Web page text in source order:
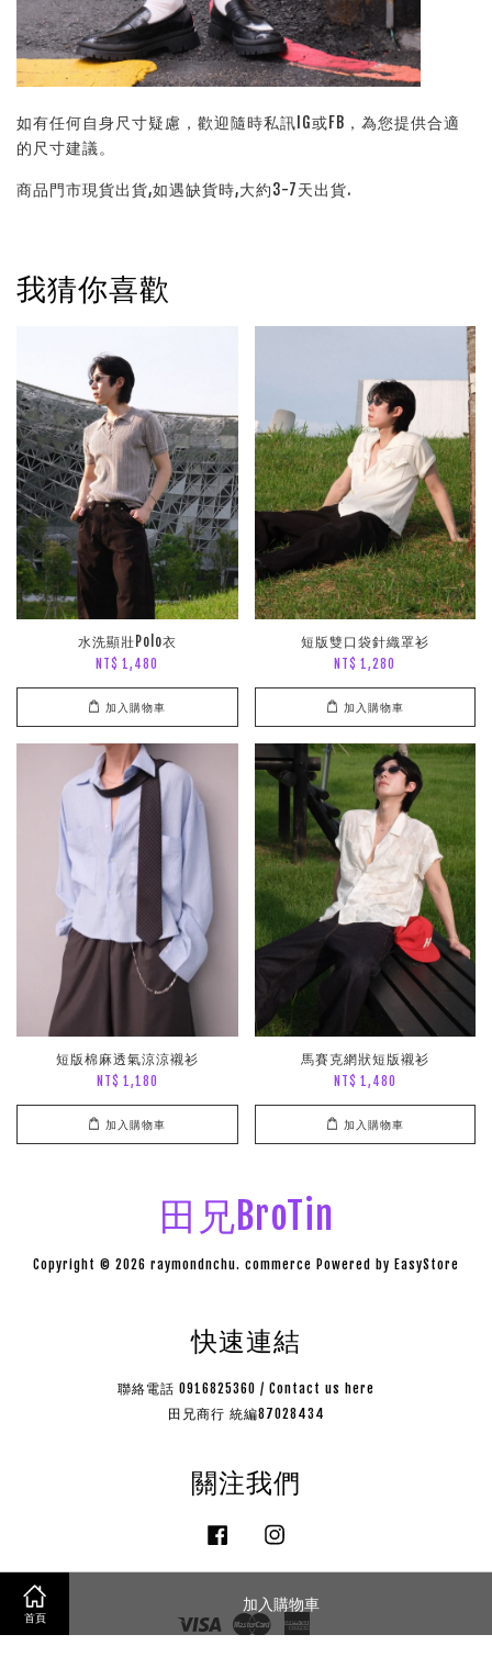
首頁
加入購物車
如有任何自身尺寸疑慮，歡迎隨時私訊IG或FB，為您提供合適
的尺寸建議。
商品門市現貨出貨,如遇缺貨時,大約3-7天出貨.
我猜你喜歡
水洗顯壯Polo衣
NT$ 1,480
加入購物車
短版雙口袋針織罩衫
NT$ 1,280
加入購物車
短版棉麻透氣涼涼襯衫
NT$ 1,180
加入購物車
馬賽克網狀短版襯衫
NT$ 1,480
加入購物車
田兄BroTin
Copyright © 2026 raymondnchu. commerce Powered by EasyStore
快速連結
聯絡電話 0916825360 / Contact us here
田兄商行 統編87028434
關注我們
Facebook
Visa Master
Express